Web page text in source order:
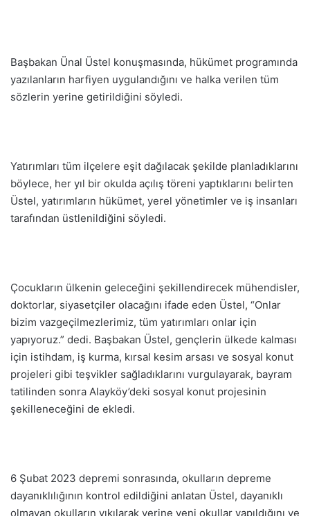
Başbakan Ünal Üstel konuşmasında, hükümet programında
yazılanların harfiyen uygulandığını ve halka verilen tüm
sözlerin yerine getirildiğini söyledi.
Yatırımları tüm ilçelere eşit dağılacak şekilde planladıklarını
böylece, her yıl bir okulda açılış töreni yaptıklarını belirten
Üstel, yatırımların hükümet, yerel yönetimler ve iş insanları
tarafından üstlenildiğini söyledi.
Çocukların ülkenin geleceğini şekillendirecek mühendisler,
doktorlar, siyasetçiler olacağını ifade eden Üstel, “Onlar
bizim vazgeçilmezlerimiz, tüm yatırımları onlar için
yapıyoruz.” dedi. Başbakan Üstel, gençlerin ülkede kalması
için istihdam, iş kurma, kırsal kesim arsası ve sosyal konut
projeleri gibi teşvikler sağladıklarını vurgulayarak, bayram
tatilinden sonra Alayköy’deki sosyal konut projesinin
şekilleneceğini de ekledi.
6 Şubat 2023 depremi sonrasında, okulların depreme
dayanıklılığının kontrol edildiğini anlatan Üstel, dayanıklı
olmayan okulların yıkılarak yerine yeni okullar yapıldığını ve